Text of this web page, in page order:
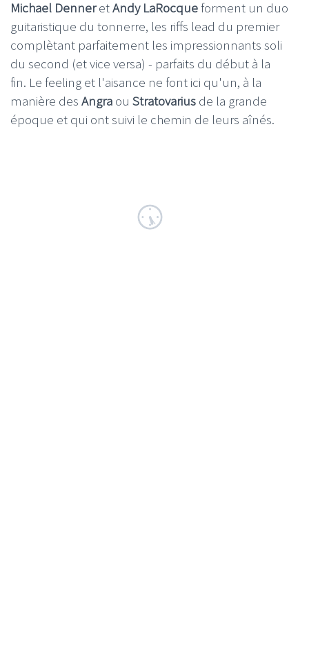
Michael DenneretAndy LaRocqueforment un duo
guitaristique du tonnerre, les riffs lead du premier
complètant parfaitement les impressionnants soli
du second (et vice versa) - parfaits du début à la
fin. Le feeling et l'aisance ne font ici qu'un, à la
manière des Angra ou Stratovarius de la grande
époque et qui ont suivi le chemin de leurs aînés.